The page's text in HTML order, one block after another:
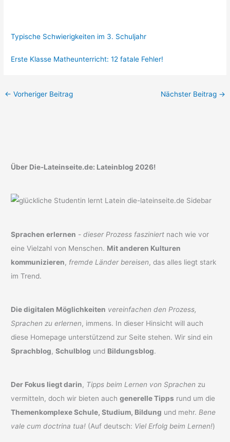
Typische Schwierigkeiten im 3. Schuljahr
Erste Klasse Matheunterricht: 12 fatale Fehler!
← Vorheriger Beitrag Nächster Beitrag →
Über Die-Lateinseite.de: Lateinblog 2026!
Sprachen erlernen -dieser Prozess fasziniert nach wie vor
eine Vielzahl von Menschen. Mit anderen Kulturen
kommunizieren, fremde Länder bereisen, das alles liegt stark
im Trend.
Die digitalen Möglichkeiten vereinfachen den Prozess,
Sprachen zu erlernen, immens. In dieser Hinsicht will auch
diese Homepage unterstützend zur Seite stehen. Wir sind ein
Sprachblog,Schulblog und Bildungsblog.
Der Fokus liegt darin, Tipps beim Lernen von Sprachen zu
vermitteln, doch wir bieten auchgenerelle Tipps rund um die
Themenkomplexe Schule, Studium, Bildung und mehr.Bene
vale cum doctrina tua! (Auf deutsch: Viel Erfolg beim Lernen!)